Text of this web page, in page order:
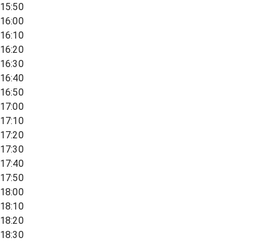
15:50
16:00
16:10
16:20
16:30
16:40
16:50
17:00
17:10
17:20
17:30
17:40
17:50
18:00
18:10
18:20
18:30